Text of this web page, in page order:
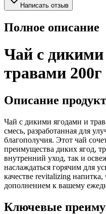
Написать отзыв
Полное описание
Чай с
травами 200г
Описание
Чай с дикими ягодами и
смесь, разработанная для
благополучия. Этот чай
преимущества диких ягод,
внутренний уход, так и
наслаждаться горячим для
качестве revitalizing
дополнением к вашему
Ключевые